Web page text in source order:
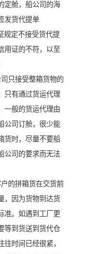
定舱，船公司的海
发货代提单
规定不接受货代提
用证的不符，以至
只接受整箱货物的
只有通过货运代理
一般的货运代理由
公司订舱，很少能
货时，尽量不要船
公司的要求而无法
的拼箱货在交货前
，因为货物到达货
准。如遇到工厂更
等到货送到货代仓
时间已经很紧，